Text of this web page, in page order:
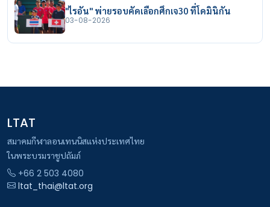
"ไรอัน" พ่ายรอบคัดเลือกศึกเจ30 ที่โดมินิกัน
03-08-2026
LTAT
สมาคมกีฬาลอนเทนนิสแห่งประเทศไทย
ในพระบรมราชูปถัมภ์
+66 2 503 4080
ltat_thai@ltat.org